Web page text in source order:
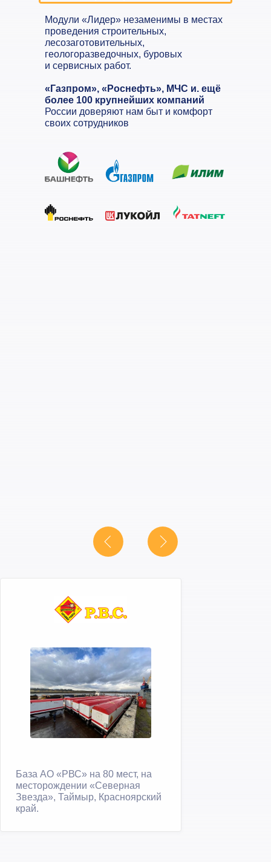
Модули «Лидер» незаменимы в местах
проведения строительных,
лесозаготовительных,
геологоразведочных, буровых
и сервисных работ.
«Газпром», «Роснефть», МЧС и. ещё
более 100 крупнейших компаний
России доверяют нам быт и комфорт
своих сотрудников
База АО «РВС» на 80 мест, на
месторождении «Северная
Звезда», Таймыр, Красноярский
край.